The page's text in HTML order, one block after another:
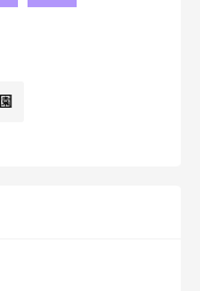
ら
さい
で、
られないとのこ
おお。